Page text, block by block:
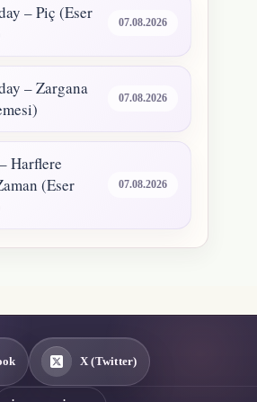
– Piç (Eser
07.08.2026
– Zargana
07.08.2026
Harflere
(Eser
07.08.2026
X (Twitter)